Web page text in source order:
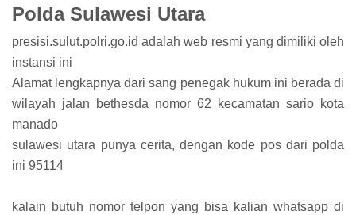
Polda Sulawesi Utara
presisi.sulut.polri.go.id adalah web resmi yang dimiliki oleh
instansi ini
Alamat lengkapnya dari sang penegak hukum ini berada di
wilayah jalan bethesda nomor 62 kecamatan sario kota
manado
sulawesi utara punya cerita, dengan kode pos dari polda
ini 95114
kalain butuh nomor telpon yang bisa kalian whatsapp di